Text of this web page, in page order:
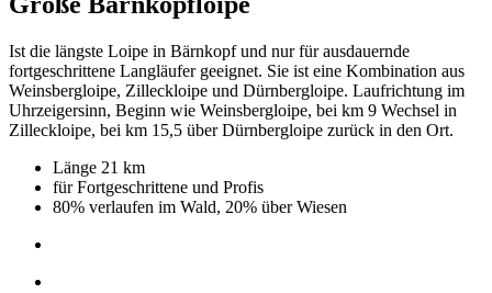
Ist die längste Loipe in Bärnkopf und nur für ausdauernde
fortgeschrittene Langläufer geeignet. Sie ist eine Kombination aus
Weinsbergloipe, Zilleckloipe und Dürnbergloipe. Laufrichtung im
Uhrzeigersinn, Beginn wie Weinsbergloipe, bei km 9 Wechsel in
Zilleckloipe, bei km 15,5 über Dürnbergloipe zurück in den Ort.
Länge 21 km
für Fortgeschrittene und Profis
80% verlaufen im Wald, 20% über Wiesen